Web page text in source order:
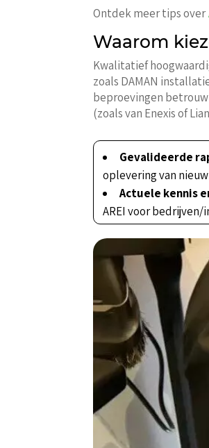
Ontdek meer tips over
Waarom
Kwalitatief
zoals DAMAN
beproevingen
(zoals van Enexis of
Gevalideerde
oplevering van
Actuele kennis
AREI voor